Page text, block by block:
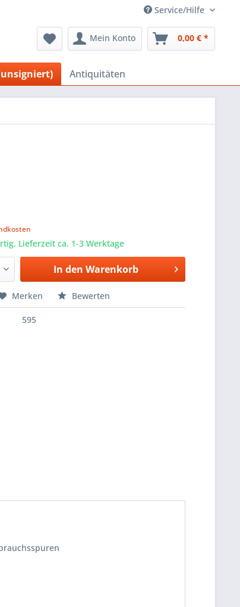
Service/Hilfe
Mein Konto 0,00 € *
Antiquitäten
Lieferzeit ca. 1-3 Werktage
In den Warenkorb
Merken Bewerten
595